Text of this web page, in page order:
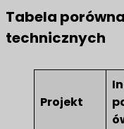
Tabela
technicznych
Projekt